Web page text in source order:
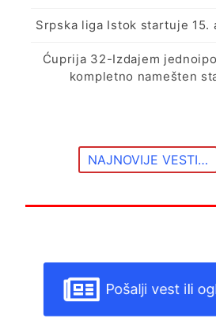
Srpska liga Istok startuje 15.
Ćuprija 32-Izdajem
kompletno namešten
NAJNOVIJE VESTI…
Pošalji vest ili